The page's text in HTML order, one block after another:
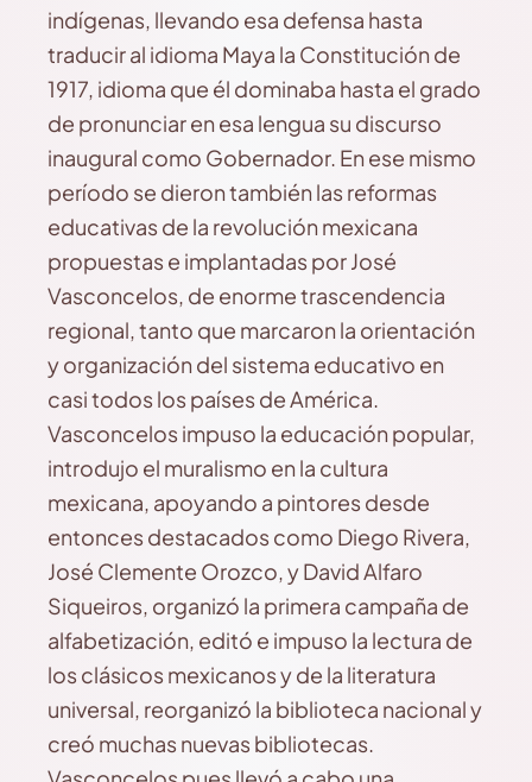
indígenas, llevando esa defensa hasta
traducir al idioma Maya la Constitución de
1917, idioma que él dominaba hasta el grado
de pronunciar en esa lengua su discurso
inaugural como Gobernador. En ese mismo
período se dieron también las reformas
educativas de la revolución mexicana
propuestas e implantadas por José
Vasconcelos, de enorme trascendencia
regional, tanto que marcaron la orientación
y organización del sistema educativo en
casi todos los países de América.
Vasconcelos impuso la educación popular,
introdujo el muralismo en la cultura
mexicana, apoyando a pintores desde
entonces destacados como Diego Rivera,
José Clemente Orozco, y David Alfaro
Siqueiros, organizó la primera campaña de
alfabetización, editó e impuso la lectura de
los clásicos mexicanos y de la literatura
universal, reorganizó la biblioteca nacional y
creó muchas nuevas bibliotecas.